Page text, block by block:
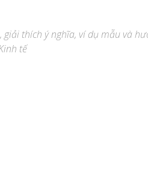
thích ý nghĩa, ví dụ mẫu và
tế